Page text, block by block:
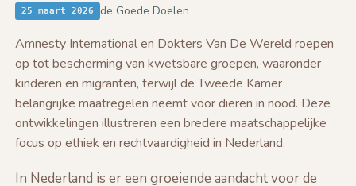
25 maart 2026 de Goede Doelen
Amnesty International en Dokters Van De Wereld roepen
op tot bescherming van kwetsbare groepen, waaronder
kinderen en migranten, terwijl de Tweede Kamer
belangrijke maatregelen neemt voor dieren in nood. Deze
ontwikkelingen illustreren een bredere maatschappelijke
focus op ethiek en rechtvaardigheid in Nederland.
In Nederland is er een groeiende aandacht voor de